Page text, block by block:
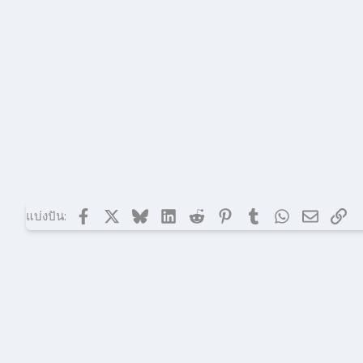
แบ่งปัน: FacebookX (ทวิตเตอร์)
BlueskyLinkedIn
Reddit Pinterest
TumblrWhatsApp
อีเมลลิง